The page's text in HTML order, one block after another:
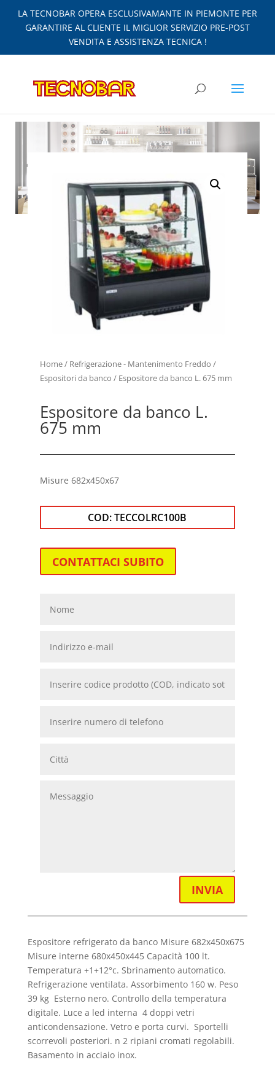
LA TECNOBAR OPERA ESCLUSIVAMANTE IN PIEMONTE PER
GARANTIRE AL CLIENTE IL MIGLIOR SERVIZIO PRE-POST
VENDITA E ASSISTENZA TECNICA !
Home/ Refrigerazione - Mantenimento Freddo /
Espositori da banco / Espositore da banco L. 675 mm
Espositore da banco L.
675 mm
Misure 682x450x67
COD:TECCOLRC100B
CONTATTACI SUBITO
INVIA
Espositore refrigerato da banco Misure 682x450x675
Misure interne 680x450x445 Capacità 100 lt.
Temperatura +1+12°c. Sbrinamento automatico.
Refrigerazione ventilata. Assorbimento 160 w. Peso
39 kg Esterno nero. Controllo della temperatura
digitale. Luce a led interna 4 doppi vetri
anticondensazione. Vetro e porta curvi. Sportelli
scorrevoli posteriori. n 2 ripiani cromati regolabili.
Basamento in acciaio inox.